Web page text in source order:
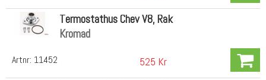
Artnr: 11452
Termostathus Chev V8, Rak
Kromad
525 Kr